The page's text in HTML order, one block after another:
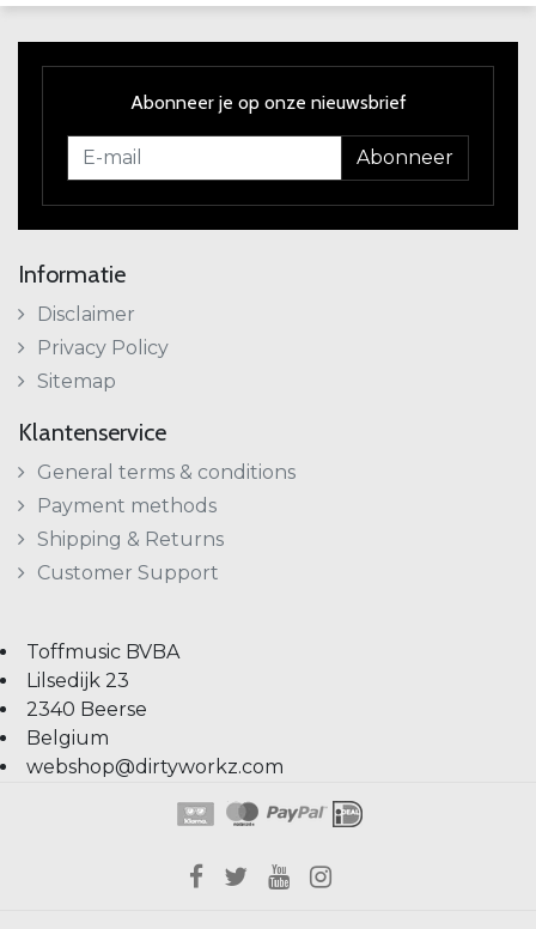
Abonneer je op onze nieuwsbrief
Abonneer
Informatie
Disclaimer
Privacy Policy
Sitemap
Klantenservice
General terms & conditions
Payment methods
Shipping & Returns
Customer Support
Toffmusic BVBA
Lilsedijk 23
2340 Beerse
Belgium
webshop@dirtyworkz.com